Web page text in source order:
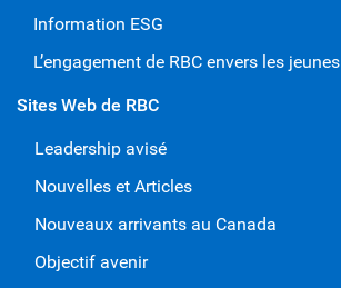
Information ESG
L’engagement de RBC envers les jeunes
Sites Web de RBC
Leadership avisé
Nouvelles et Articles
Nouveaux arrivants au Canada
Objectif avenir